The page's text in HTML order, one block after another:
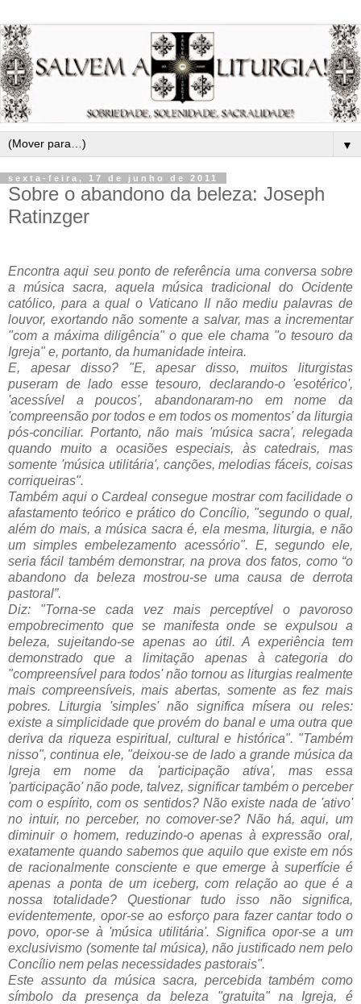
▼
sexta-feira, 17 de junho de 2011
Sobre o abandono da beleza: Joseph
Ratinzger
Encontra aqui seu ponto de referência uma conversa sobre
a música sacra, aquela música tradicional do Ocidente
católico, para a qual o Vaticano II não mediu palavras de
louvor, exortando não somente a salvar, mas a incrementar
"com a máxima diligência" o que ele chama "o tesouro da
Igreja" e, portanto, da humanidade inteira.
E, apesar disso? "E, apesar disso, muitos liturgistas
puseram de lado esse tesouro, declarando-o 'esotérico',
'acessível a poucos', abandonaram-no em nome da
'compreensão por todos e em todos os momentos' da liturgia
pós-conciliar. Portanto, não mais 'música sacra', relegada
quando muito a ocasiões especiais, às catedrais, mas
somente 'música utilitária', canções, melodias fáceis, coisas
corriqueiras".
Também aqui o Cardeal consegue mostrar com facilidade o
afastamento teórico e prático do Concílio, "segundo o qual,
além do mais, a música sacra é, ela mesma, liturgia, e não
um simples embelezamento acessório". E, segundo ele,
seria fácil também demonstrar, na prova dos fatos, como “o
abandono da beleza mostrou-se uma causa de derrota
pastoral”.
Diz: "Torna-se cada vez mais perceptível o pavoroso
empobrecimento que se manifesta onde se expulsou a
beleza, sujeitando-se apenas ao útil. A experiência tem
demonstrado que a limitação apenas à categoria do
"compreensível para todos' não tornou as liturgias realmente
mais compreensíveis, mais abertas, somente as fez mais
pobres. Liturgia 'simples' não significa mísera ou reles:
existe a simplicidade que provém do banal e uma outra que
deriva da riqueza espiritual, cultural e histórica". "Também
nisso", continua ele, "deixou-se de lado a grande música da
Igreja em nome da 'participação ativa', mas essa
'participação' não pode, talvez, significar também o perceber
com o espírito, com os sentidos? Não existe nada de 'ativo'
no intuir, no perceber, no comover-se? Não há, aqui, um
diminuir o homem, reduzindo-o apenas à expressão oral,
exatamente quando sabemos que aquilo que existe em nós
de racionalmente consciente e que emerge à superfície é
apenas a ponta de um iceberg, com relação ao que é a
nossa totalidade? Questionar tudo isso não significa,
evidentemente, opor-se ao esforço para fazer cantar todo o
povo, opor-se à 'música utilitária'. Significa opor-se a um
exclusivismo (somente tal música), não justificado nem pelo
Concílio nem pelas necessidades pastorais".
Este assunto da música sacra, percebida também como
símbolo da presença da beleza "gratuita" na Igreja, é